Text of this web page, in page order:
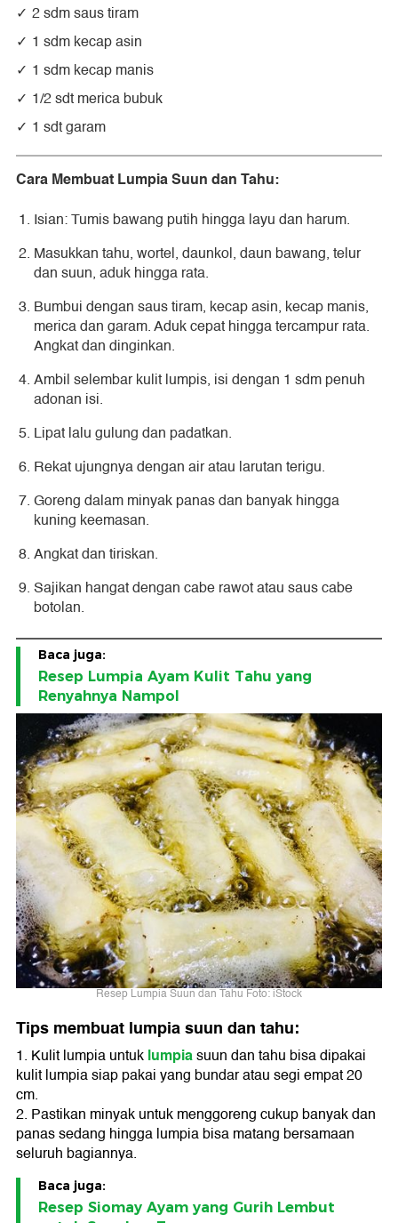
2 sdm saus tiram
1 sdm kecap asin
1 sdm kecap manis
1/2 sdt merica bubuk
1 sdt garam
Cara Membuat Lumpia Suun dan Tahu:
Isian: Tumis bawang putih hingga layu dan harum.
Masukkan tahu, wortel, daunkol, daun bawang, telur
dan suun, aduk hingga rata.
Bumbui dengan saus tiram, kecap asin, kecap manis,
merica dan garam. Aduk cepat hingga tercampur rata.
Angkat dan dinginkan.
Ambil selembar kulit lumpis, isi dengan 1 sdm penuh
adonan isi.
Lipat lalu gulung dan padatkan.
Rekat ujungnya dengan air atau larutan terigu.
Goreng dalam minyak panas dan banyak hingga
kuning keemasan.
Angkat dan tiriskan.
Sajikan hangat dengan cabe rawot atau saus cabe
botolan.
Baca juga:
Resep Lumpia Ayam Kulit Tahu yang
Renyahnya Nampol
Resep Lumpia Suun dan Tahu Foto: iStock
Tips membuat lumpia suun dan tahu:
1. Kulit lumpia untuklumpiasuun dan tahu bisa dipakai
kulit lumpia siap pakai yang bundar atau segi empat 20
cm.
2. Pastikan minyak untuk menggoreng cukup banyak dan
panas sedang hingga lumpia bisa matang bersamaan
seluruh bagiannya.
Baca juga:
Resep Siomay Ayam yang Gurih Lembut